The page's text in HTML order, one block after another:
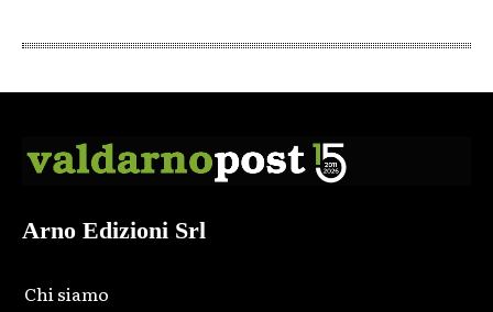
Arno Edizioni Srl
Chi siamo